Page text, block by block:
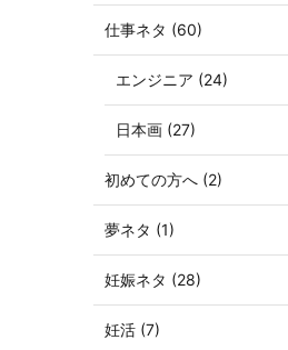
仕事ネタ (60)
エンジニア (24)
日本画 (27)
初めての方へ (2)
夢ネタ (1)
妊娠ネタ (28)
妊活 (7)